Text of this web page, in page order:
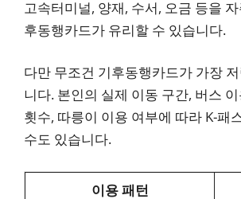
고속터미널, 양재, 수서, 오금 등을
후동행카드가 유리할 수 있습니다.
다만 무조건 기후동행카드가 가장
니다. 본인의 실제 이동 구간, 버스
횟수, 따릉이 이용 여부에 따라 K-패
수도 있습니다.
이용 패턴